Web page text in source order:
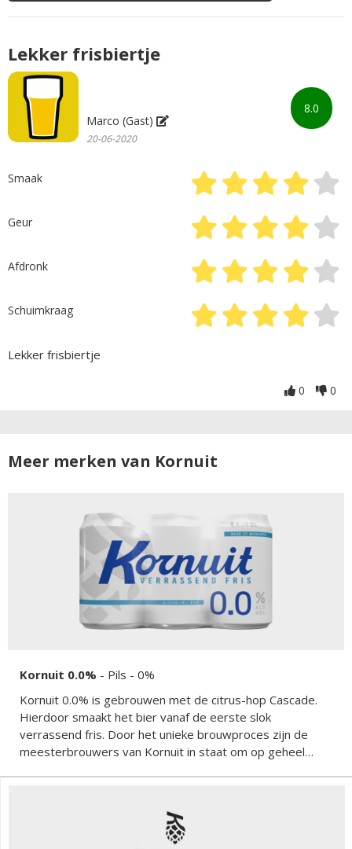
8.0
Lekker frisbiertje
Marco (Gast)
20-06-2020
Smaak
Geur
Afdronk
Schuimkraag
Lekker frisbiertje
0 0
Meer merken van Kornuit
Kornuit 0.0% - Pils - 0%
Kornuit 0.0% is gebrouwen met de citrus-hop Cascade.
Hierdoor smaakt het bier vanaf de eerste slok
verrassend fris. Door het unieke brouwproces zijn de
meesterbrouwers van Kornuit in staat om op geheel